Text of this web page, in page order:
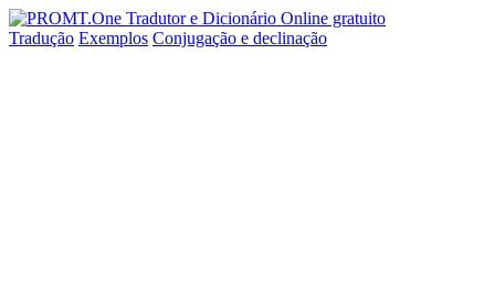
Tradução Exemplos Conjugação e declinação